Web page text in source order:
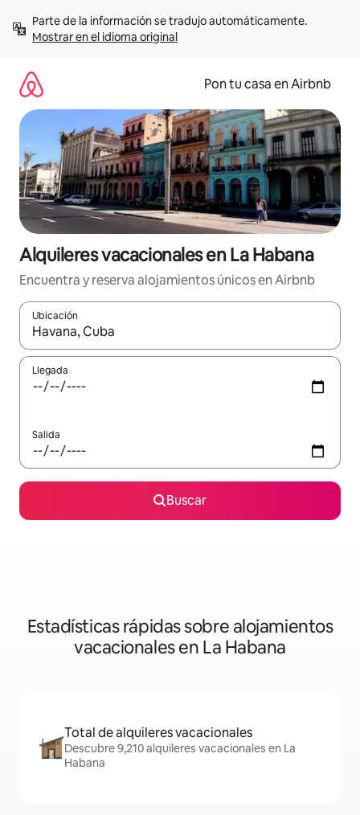
contenidoMostrar en el idioma original
Pon tu casa en Airbnb
Alquileres vacacionales en La Habana
Encuentra y reserva alojamientos únicos en Airbnb
Ubicación
Cuando los resultados estén disponibles, navega con las
Llegada
Salida
Buscar
Estadísticas rápidas sobre alojamientos
vacacionales en La Habana
Total de alquileres vacacionales
Descubre 9,210 alquileres vacacionales en La
Habana